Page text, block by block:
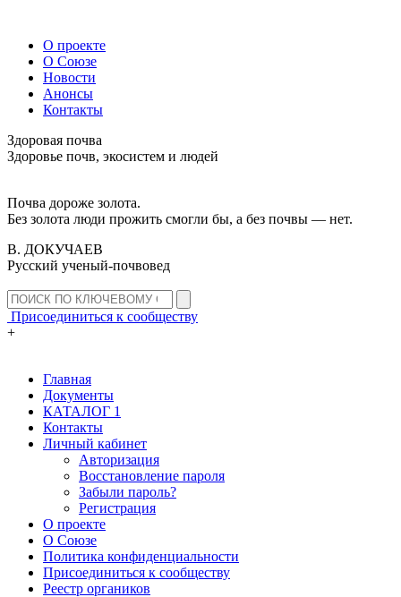
О проекте
О Союзе
Новости
Анонсы
Контакты
Здоровая почва
Здоровье почв, экосистем и людей
Почва дороже золота.
Без золота люди прожить смогли бы, а без почвы — нет.
В. ДОКУЧАЕВ
Русский ученый-почвовед
Присоединиться к сообществу
+
Главная
Документы
КАТАЛОГ 1
Контакты
Личный кабинет
Авторизация
Восстановление пароля
Забыли пароль?
Регистрация
О проекте
О Союзе
Политика конфиденциальности
Присоединиться к сообществу
Реестр органиков